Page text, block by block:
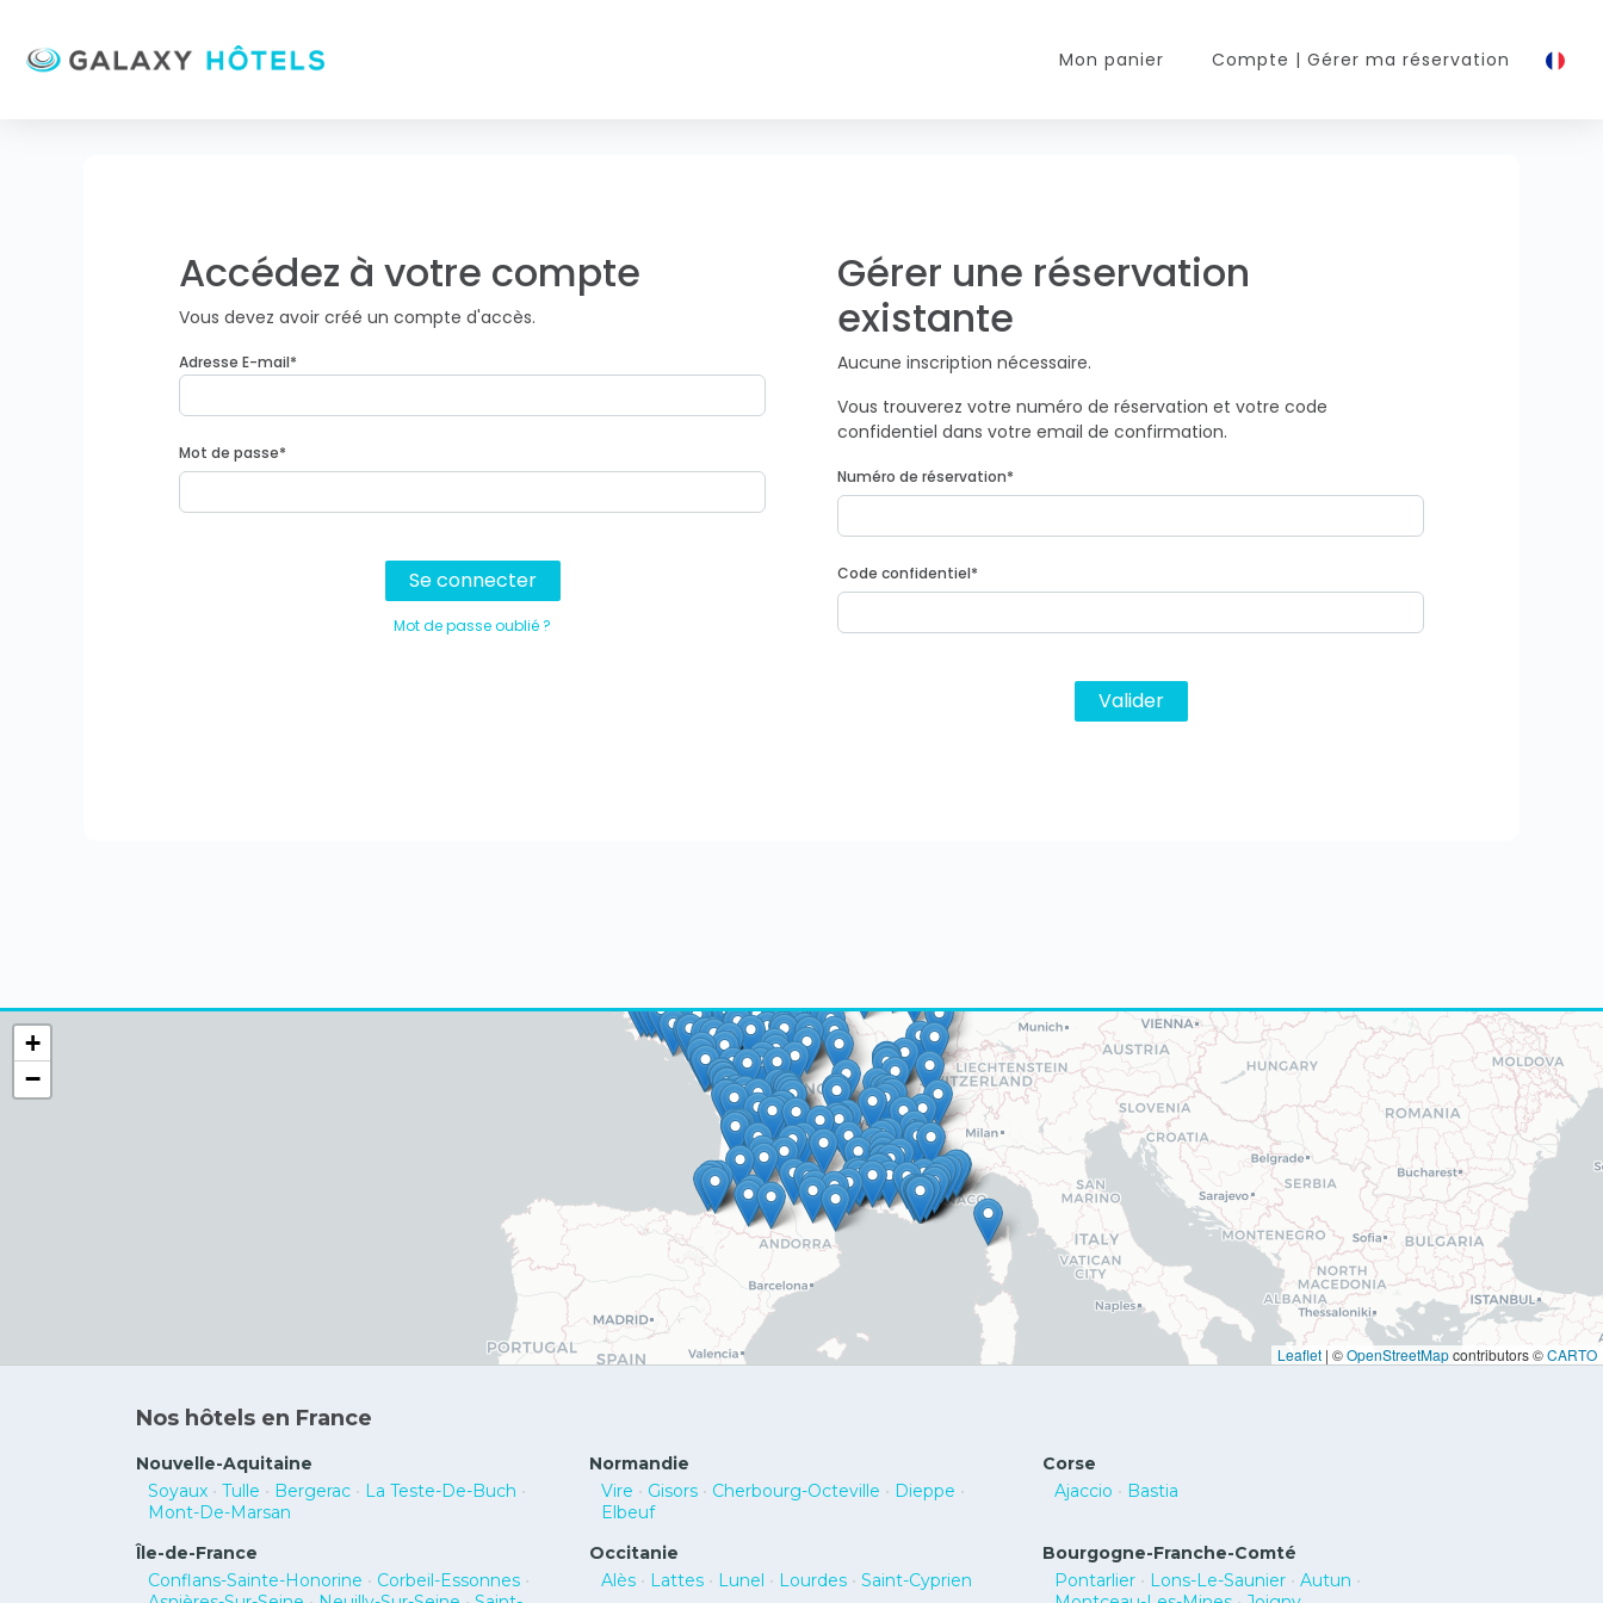
Mon panier Compte | Gérer ma réservation
Accédez à votre compte
Vous devez avoir créé un compte d'accès.
Adresse E-mail*
Mot de passe*
Se connecter
Mot de passe oublié ?
Gérer une réservation
existante
Aucune inscription nécessaire.
Vous trouverez votre numéro de réservation et votre code
confidentiel dans votre email de confirmation.
Numéro de réservation*
Code confidentiel*
Valider
+
−
Leaflet | ©OpenStreetMapcontributors ©CARTO
Nos hôtels en France
Nouvelle-Aquitaine
Soyaux • Tulle • Bergerac • La Teste-De-Buch •
Mont-De-Marsan
Normandie
Vire • Gisors • Cherbourg-Octeville • Dieppe •
Elbeuf
Corse
Ajaccio • Bastia
Île-de-France
Conflans-Sainte-Honorine • Corbeil-Essonnes •
Occitanie
Alès • Lattes • Lunel • Lourdes • Saint-Cyprien
Bourgogne-Franche-Comté
Pontarlier • Lons-Le-Saunier • Autun •